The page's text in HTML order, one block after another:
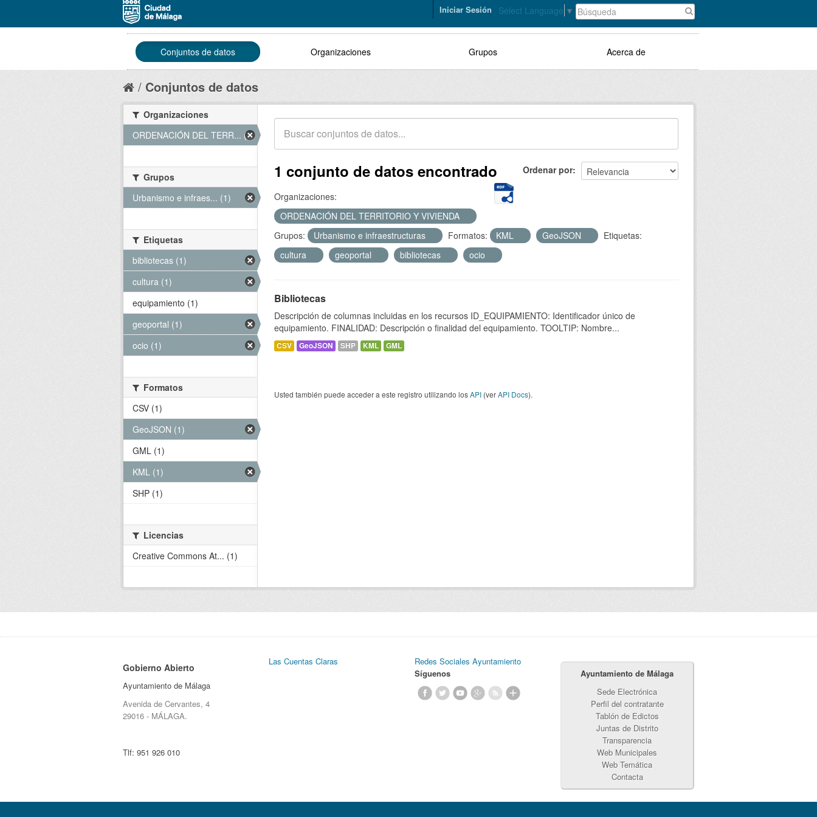
Select Language ▼
Iniciar Sesión
Conjuntos de datos Organizaciones Grupos Acerca de
Conjuntos de datos
Ordenar por
1 conjunto de datos encontrado
Organizaciones:
ORDENACIÓN DEL TERRITORIO Y VIVIENDA
Grupos:
Urbanismo e infraestructuras Formatos: KML GeoJSON
Etiquetas:
cultura
geoportal bibliotecas ocio
Bibliotecas
Descripción de columnas incluidas en los recursos ID_EQUIPAMIENTO: Identificador único de
equipamiento. FINALIDAD: Descripción o finalidad del equipamiento. TOOLTIP: Nombre...
CSV GeoJSON SHP KML GML
Usted también puede acceder a este registro utilizando losAPI (verAPI Docs).
Organizaciones
ORDENACIÓN DEL TERR... (1)
Grupos
Urbanismo e infraes... (1)
Etiquetas
bibliotecas (1)
cultura (1)
equipamiento (1)
geoportal (1)
ocio (1)
Formatos
CSV (1)
GeoJSON (1)
GML (1)
KML (1)
SHP (1)
Licencias
Creative Commons At... (1)
Gobierno Abierto
Ayuntamiento de Málaga
Avenida de Cervantes, 4
29016 - MÁLAGA.
Tlf: 951 926 010
Las Cuentas Claras
Redes Sociales Ayuntamiento
Síguenos
Ayuntamiento de Málaga
Sede Electrónica
Perfil del contratante
Tablón de Edictos
Juntas de Distrito
Transparencia
Web Municipales
Web Temática
Contacta